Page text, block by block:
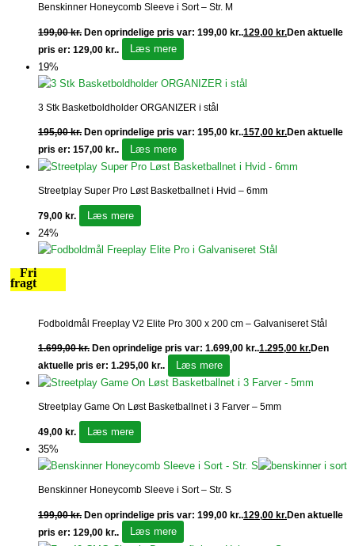
Benskinner Honeycomb Sleeve i Sort – Str. M
199,00kr. Den oprindelige pris var: 199,00 kr..129,00 kr.Den aktuelle
pris er: 129,00 kr..
Læs mere
19%
3 Stk Basketboldholder ORGANIZER i stål
195,00kr. Den oprindelige pris var: 195,00 kr..157,00 kr.Den aktuelle
pris er: 157,00 kr..
Læs mere
Streetplay Super Pro Løst Basketballnet i Hvid – 6mm
79,00 kr.
Læs mere
24%
Fri
fragt
Fodboldmål Freeplay V2 Elite Pro 300 x 200 cm – Galvaniseret Stål
1.699,00kr. Den oprindelige pris var: 1.699,00 kr..1.295,00 kr.Den
aktuelle pris er: 1.295,00 kr..
Læs mere
Streetplay Game On Løst Basketballnet i 3 Farver – 5mm
49,00 kr.
Læs mere
35%
Benskinner Honeycomb Sleeve i Sort – Str. S
199,00kr. Den oprindelige pris var: 199,00 kr..129,00 kr.Den aktuelle
pris er: 129,00 kr..
Læs mere